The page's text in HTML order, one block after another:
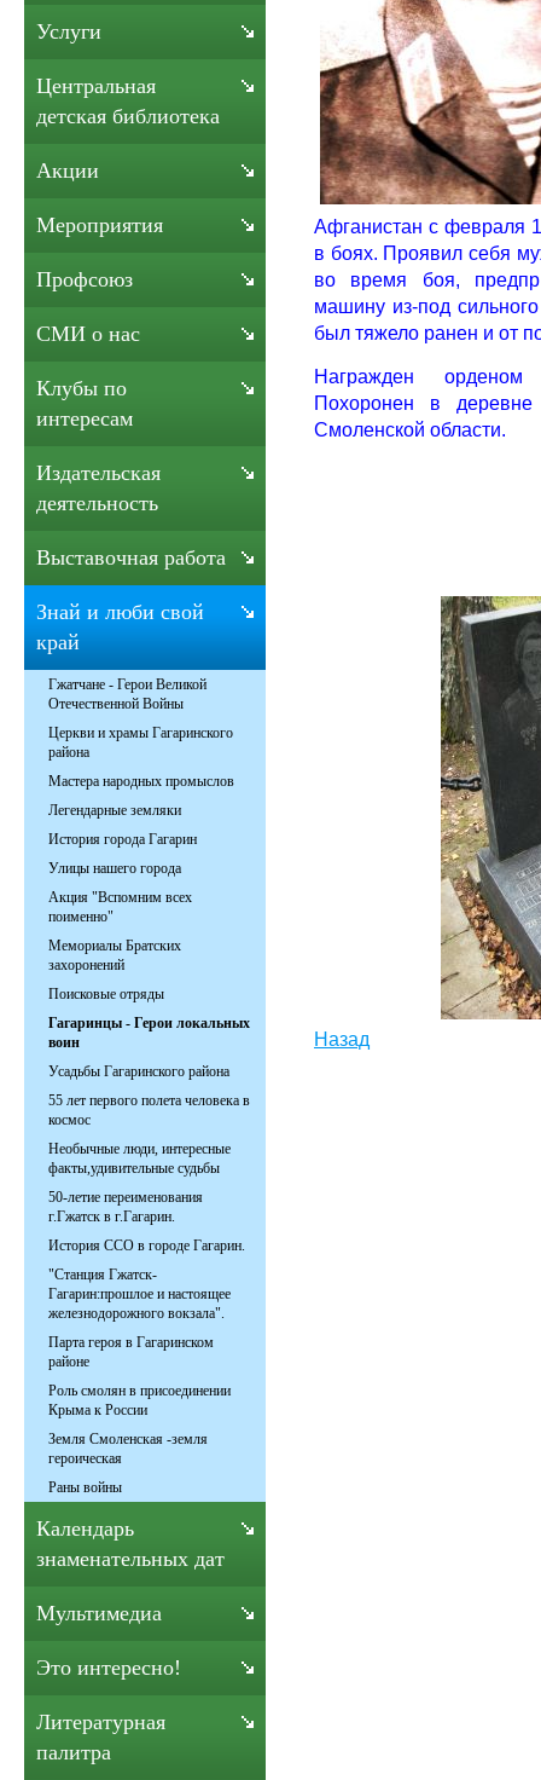
Афганистан с февраля
в боях. Проявил себя
во время боя,
машину из-под
был тяжело ранен и от
Награжден
Похоронен в
Смоленской области.
Назад
Услуги
Центральная
детская библиотека
Акции
Мероприятия
Профсоюз
СМИ о нас
Клубы по
интересам
Издательская
деятельность
Выставочная работа
Знай и люби свой
край
Гжатчане - Герои Великой
Отечественной Войны
Церкви и храмы Гагаринского
района
Мастера народных промыслов
Легендарные земляки
История города Гагарин
Улицы нашего города
Акция "Вспомним всех
поименно"
Мемориалы Братских
захоронений
Поисковые отряды
Гагаринцы - Герои локальных
воин
Усадьбы Гагаринского района
55 лет первого полета человека в
космос
Необычные люди, интересные
факты,удивительные судьбы
50-летие переименования
г.Гжатск в г.Гагарин.
История ССО в городе Гагарин.
"Станция Гжатск-
Гагарин:прошлое и настоящее
железнодорожного вокзала".
Парта героя в Гагаринском
районе
Роль смолян в присоединении
Крыма к России
Земля Смоленская -земля
героическая
Раны войны
Календарь
знаменательных дат
Мультимедиа
Это интересно!
Литературная
палитра